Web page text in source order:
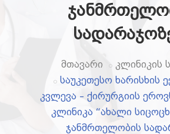
მთავარი
კლინიკის
საუკეთესო ხარისხის
კვლევა – ქირურგიის
კლინიკა “ახალი
ჯანმრთელობის